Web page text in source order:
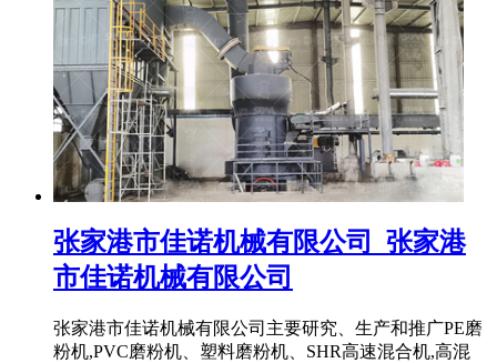
张家港市佳诺机械有限公司_张家港
市佳诺机械有限公司
张家港市佳诺机械有限公司主要研究、生产和推广PE磨
粉机,PVC磨粉机、塑料磨粉机、SHR高速混合机,高混